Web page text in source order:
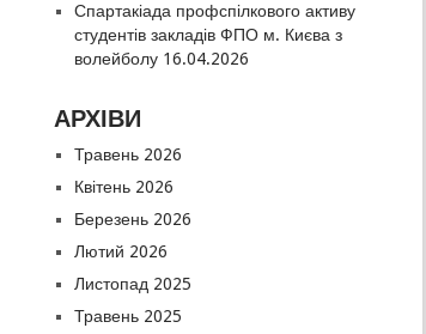
Спартакіада профспілкового активу
студентів закладів ФПО м. Києва з
волейболу 16.04.2026
АРХІВИ
Травень 2026
Квітень 2026
Березень 2026
Лютий 2026
Листопад 2025
Травень 2025